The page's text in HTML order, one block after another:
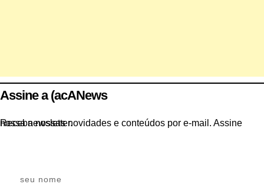
Assine a (acANews
Receba nossas novidades e conteúdos por e-mail. Assine nossa newsletter.